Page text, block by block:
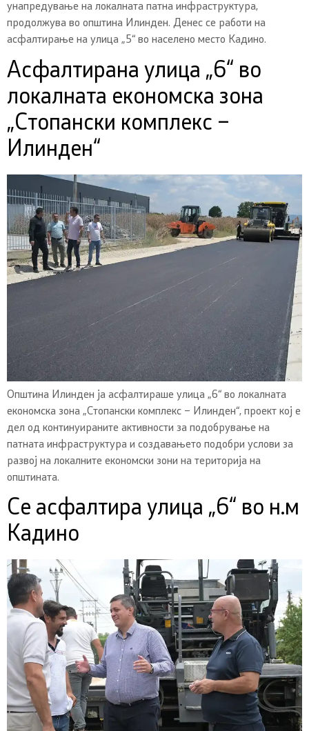
унапредување на локалната патна инфраструктура,
продолжува во општина Илинден. Денес се работи на
асфалтирање на улица „5“ во населено место Кадино.
Асфалтирана улица „6“ во
локалната економска зона
„Стопански комплекс –
Илинден“
Општина Илинден ја асфалтираше улица „6“ во локалната
економска зона „Стопански комплекс – Илинден“, проект кој е
дел од континуираните активности за подобрување на
патната инфраструктура и создавањето подобри услови за
развој на локалните економски зони на територија на
општината.
Се асфалтира улица „6“ во н.м
Кадино